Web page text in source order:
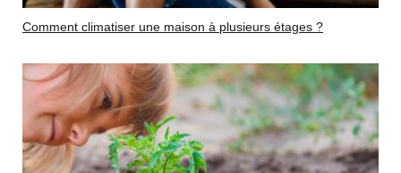
Comment climatiser une maison à plusieurs étages ?